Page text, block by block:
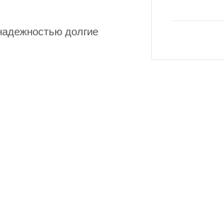
долгие